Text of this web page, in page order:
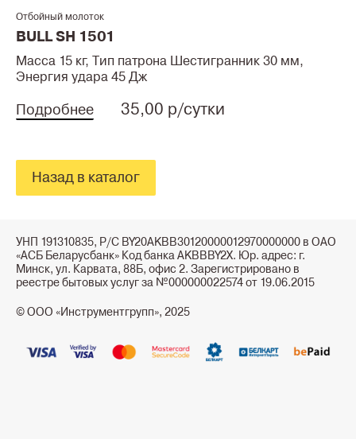
Отбойный молоток
BULL SH 1501
Масса 15 кг, Тип патрона Шестигранник 30 мм,
Энергия удара 45 Дж
Подробнее 35,00 р/сутки
Назад в каталог
УНП 191310835, Р/С BY20AKBB30120000012970000000 в ОАО
«АСБ Беларусбанк» Код банка AKBBBY2X. Юр. адрес: г.
Минск, ул. Карвата, 88Б, офис 2. Зарегистрировано в
реестре бытовых услуг за №000000022574 от 19.06.2015
© ООО «Инструментгрупп», 2025